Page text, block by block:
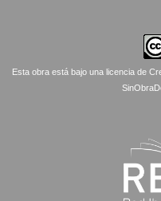
Esta obra está bajo una licencia de